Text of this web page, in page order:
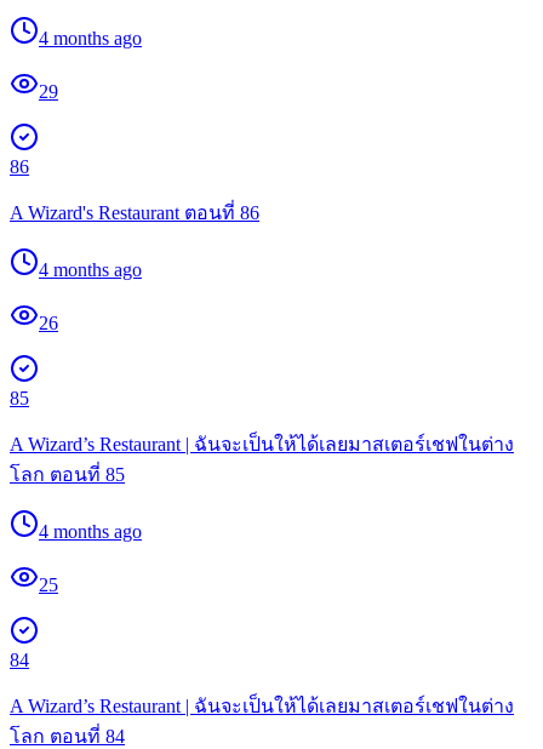
4 months ago
29
86
A Wizard's Restaurant ตอนที่ 86
4 months ago
26
85
A Wizard’s Restaurant | ฉันจะเป็นให้ได้เลยมาสเตอร์เชฟในต่าง
โลก ตอนที่ 85
4 months ago
25
84
A Wizard’s Restaurant | ฉันจะเป็นให้ได้เลยมาสเตอร์เชฟในต่าง
โลก ตอนที่ 84